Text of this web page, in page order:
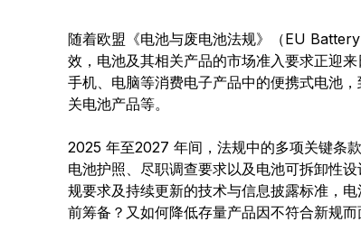
随着欧盟《电池与废电池法规》（EU
效，电池及其相关产品的市场准入要求正迎
手机、电脑等消费电子产品中的便携式电池
关电池产品等。
2025 年至2027 年间，法规中的多项关键条
电池护照、尽职调查要求以及电池可拆卸性
规要求及持续更新的技术与信息披露标准，
前筹备？又如何降低存量产品因不符合新规